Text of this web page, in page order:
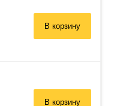
В корзину
В корзину